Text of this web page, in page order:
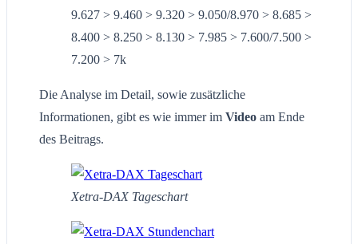
9.627 > 9.460 > 9.320 > 9.050/8.970 > 8.685 >
8.400 > 8.250 > 8.130 > 7.985 > 7.600/7.500 >
7.200 > 7k
Die Analyse im Detail, sowie zusätzliche
Informationen, gibt es wie immer im Video am Ende
des Beitrags.
Xetra-DAX Tageschart